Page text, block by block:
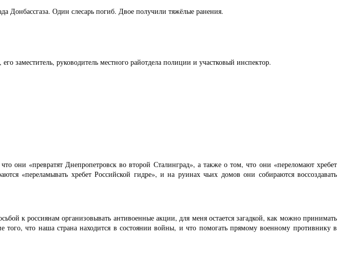
Донбассгаза. Один слесарь погиб. Двое получили тяжёлые ранения.
заместитель, руководитель местного райотдела полиции и участковый инспектор.
они «превратят Днепропетровск во второй Сталинград», а также о том, что они «переломают хребет
«переламывать хребет Российской гидре», и на руинах чьих домов они собираются воссоздавать
к россиянам организовывать антивоенные акции, для меня остается загадкой, как можно принимать
что наша страна находится в состоянии войны, и что помогать прямому военному противнику в